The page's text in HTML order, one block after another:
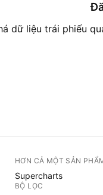
dữ liệu trái phiếu
HƠN CẢ MỘT SẢN
Supercharts
BỘ LỌC